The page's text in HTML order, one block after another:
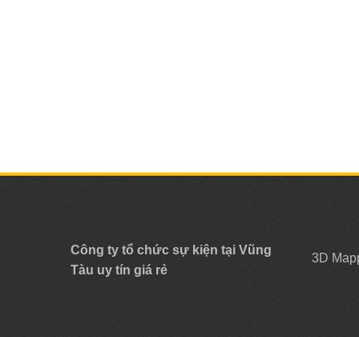
Công ty tổ chức sự kiện tại Vũng
Tàu uy tín giá rẻ
3D